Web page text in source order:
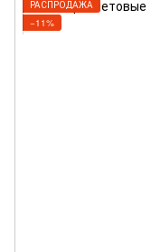
РАСПРОДАЖА
−11%